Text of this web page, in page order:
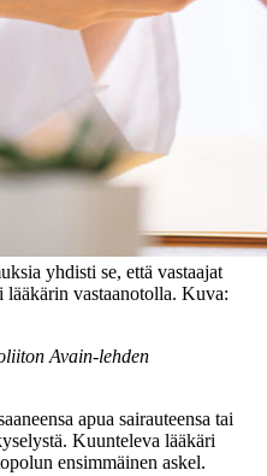
yhdisti se, että vastaajat
vastaanotolla. Kuva:
Avain-lehden
apua sairauteensa tai
Kuunteleva lääkäri
ensimmäinen askel.